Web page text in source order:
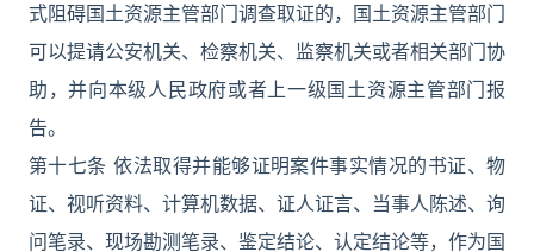
式阻碍国土资源主管部门调查取证的，国土资源主管部门
可以提请公安机关、检察机关、监察机关或者相关部门协
助，并向本级人民政府或者上一级国土资源主管部门报
告。
第十七条 依法取得并能够证明案件事实情况的书证、物
证、视听资料、计算机数据、证人证言、当事人陈述、询
问笔录、现场勘测笔录、鉴定结论、认定结论等，作为国